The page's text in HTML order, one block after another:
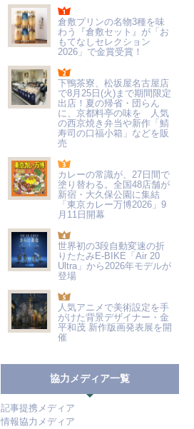
倉敷プリンの名物3種を味
わう『倉敷セット』が「お
もてなしセレクション
2026」で金賞受賞！
下鴨茶寮、松坂屋名古屋店
で8月25日(火)まで期間限定
出店！夏の帰省・団らん
に、京都料亭の味を 人気
の西京焼き弁当や新作「鯖
寿司の口福小箱」などを販
売
カレーの常識が、27日間で
塗り替わる。全国48店舗が
新宿・大久保公園に集結
「東京カレー万博2026」9
月11日開幕
世界初の3段自動変速の折
りたたみE-BIKE「Air 20
Ultra」から2026年モデルが
登場
人気アニメで美術設定を手
がけた背景デザイナー・金
平和茂 新作版画発表展を開
催
協力メディア一覧
記事提携メディア
情報協力メディア